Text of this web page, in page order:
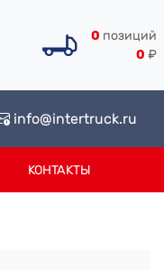
0 позиций
0 ₽
info@intertruck.ru
КОНТАКТЫ